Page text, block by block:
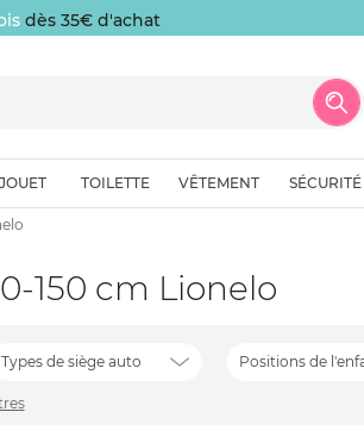
dès 35€ d'achat
TOILETTE VÊTEMENT SÉCURITÉ
150 cm Lionelo
Types de siège auto Positions de